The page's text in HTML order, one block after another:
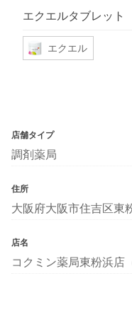
エクエルタブレット
エクエル
店舗タイプ
調剤薬局
住所
大阪府大阪市住吉区
店名
コクミン薬局東粉浜店